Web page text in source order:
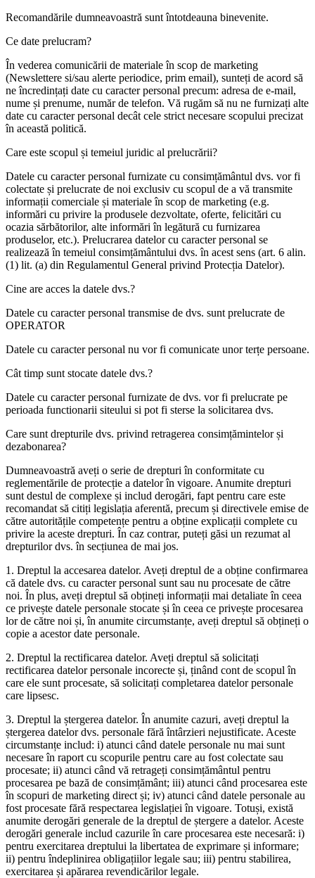
Recomandările dumneavoastră sunt întotdeauna binevenite.
Ce date prelucram?
În vederea comunicării de materiale în scop de marketing
(Newslettere si/sau alerte periodice, prim email), sunteți de acord să
ne încredințați date cu caracter personal precum: adresa de e-mail,
nume și prenume, număr de telefon. Vă rugăm să nu ne furnizați alte
date cu caracter personal decât cele strict necesare scopului precizat
în această politică.
Care este scopul și temeiul juridic al prelucrării?
Datele cu caracter personal furnizate cu consimțământul dvs. vor fi
colectate și prelucrate de noi exclusiv cu scopul de a vă transmite
informații comerciale și materiale în scop de marketing (e.g.
informări cu privire la produsele dezvoltate, oferte, felicitări cu
ocazia sărbătorilor, alte informări în legătură cu furnizarea
produselor, etc.). Prelucrarea datelor cu caracter personal se
realizează în temeiul consimțământului dvs. în acest sens (art. 6 alin.
(1) lit. (a) din Regulamentul General privind Protecția Datelor).
Cine are acces la datele dvs.?
Datele cu caracter personal transmise de dvs. sunt prelucrate de
OPERATOR
Datele cu caracter personal nu vor fi comunicate unor terțe persoane.
Cât timp sunt stocate datele dvs.?
Datele cu caracter personal furnizate de dvs. vor fi prelucrate pe
perioada functionarii siteului si pot fi sterse la solicitarea dvs.
Care sunt drepturile dvs. privind retragerea consimțămintelor și
dezabonarea?
Dumneavoastră aveți o serie de drepturi în conformitate cu
reglementările de protecție a datelor în vigoare. Anumite drepturi
sunt destul de complexe și includ derogări, fapt pentru care este
recomandat să citiți legislația aferentă, precum și directivele emise de
către autoritățile competențe pentru a obține explicații complete cu
privire la aceste drepturi. În caz contrar, puteți găsi un rezumat al
drepturilor dvs. în secțiunea de mai jos.
1. Dreptul la accesarea datelor. Aveți dreptul de a obține confirmarea
că datele dvs. cu caracter personal sunt sau nu procesate de către
noi. În plus, aveți dreptul să obțineți informații mai detaliate în ceea
ce privește datele personale stocate și în ceea ce privește procesarea
lor de către noi și, în anumite circumstanțe, aveți dreptul să obțineți o
copie a acestor date personale.
2. Dreptul la rectificarea datelor. Aveți dreptul să solicitați
rectificarea datelor personale incorecte și, ținând cont de scopul în
care ele sunt procesate, să solicitați completarea datelor personale
care lipsesc.
3. Dreptul la ștergerea datelor. În anumite cazuri, aveți dreptul la
ștergerea datelor dvs. personale fără întârzieri nejustificate. Aceste
circumstanțe includ: i) atunci când datele personale nu mai sunt
necesare în raport cu scopurile pentru care au fost colectate sau
procesate; ii) atunci când vă retrageți consimțământul pentru
procesarea pe bază de consimțământ; iii) atunci când procesarea este
în scopuri de marketing direct și; iv) atunci când datele personale au
fost procesate fără respectarea legislației în vigoare. Totuși, există
anumite derogări generale de la dreptul de ștergere a datelor. Aceste
derogări generale includ cazurile în care procesarea este necesară: i)
pentru exercitarea dreptului la libertatea de exprimare și informare;
ii) pentru îndeplinirea obligațiilor legale sau; iii) pentru stabilirea,
exercitarea și apărarea revendicărilor legale.